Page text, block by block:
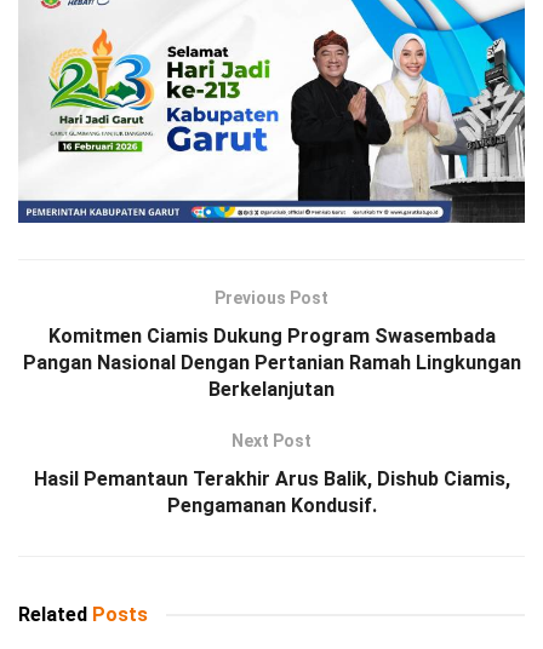
Previous Post
Komitmen Ciamis Dukung Program Swasembada
Pangan Nasional Dengan Pertanian Ramah Lingkungan
Berkelanjutan
Next Post
Hasil Pemantaun Terakhir Arus Balik, Dishub Ciamis,
Pengamanan Kondusif.
Related Posts